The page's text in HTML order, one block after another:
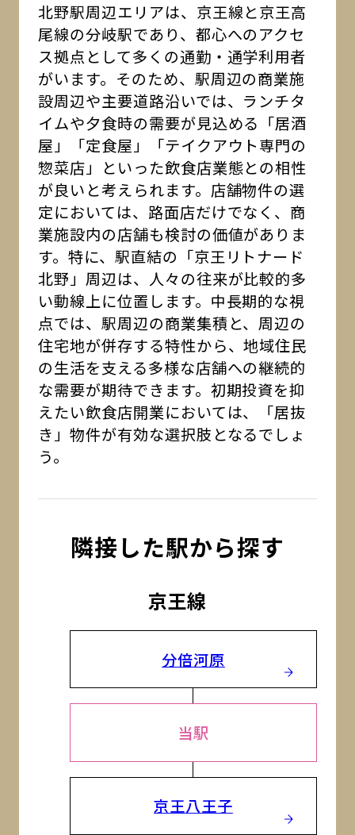
北野駅周辺エリアは、京王線と京王高
尾線の分岐駅であり、都心へのアクセ
ス拠点として多くの通勤・通学利用者
がいます。そのため、駅周辺の商業施
設周辺や主要道路沿いでは、ランチタ
イムや夕食時の需要が見込める「居酒
屋」「定食屋」「テイクアウト専門の
惣菜店」といった飲食店業態との相性
が良いと考えられます。店舗物件の選
定においては、路面店だけでなく、商
業施設内の店舗も検討の価値がありま
す。特に、駅直結の「京王リトナード
北野」周辺は、人々の往来が比較的多
い動線上に位置します。中長期的な視
点では、駅周辺の商業集積と、周辺の
住宅地が併存する特性から、地域住民
の生活を支える多様な店舗への継続的
な需要が期待できます。初期投資を抑
えたい飲食店開業においては、「居抜
き」物件が有効な選択肢となるでしょ
う。
隣接した駅から探す
京王線
分倍河原
当駅
京王八王子